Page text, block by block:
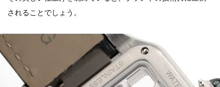
されることでしょう。